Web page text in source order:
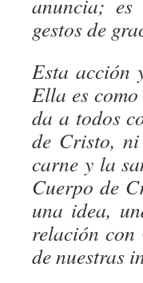
gestos de
Esta acción
Ella es
da a todos
de Cristo,
carne y la
Cuerpo de
una idea,
relación con
de nuestras